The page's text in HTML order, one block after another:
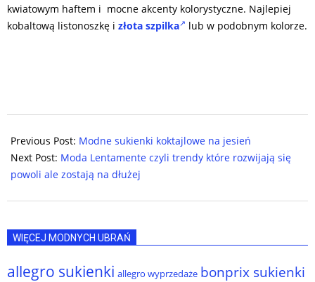
kwiatowym haftem i mocne akcenty kolorystyczne. Najlepiej
kobaltową listonoszkę i złota szpilka lub w podobnym kolorze.
12-
05
Previous Post: Modne sukienki koktajlowe na jesień
Next Post: Moda Lentamente czyli trendy które rozwijają się
powoli ale zostają na dłużej
WIĘCEJ MODNYCH UBRAŃ
allegro sukienki allegro wyprzedaże bonprix sukienki